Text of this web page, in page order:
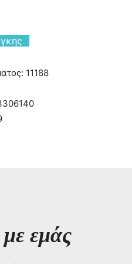
11188
εμάς